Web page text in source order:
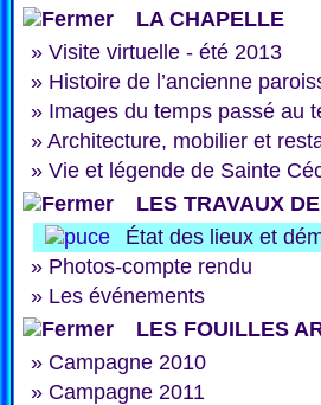
LA CHAPELLE
» Visite virtuelle - été 2013
» Histoire de l’ancienne
» Images du temps passé au
» Architecture, mobilier et
» Vie et légende de Sainte
LES TRAVAUX
État des lieux et
» Photos-compte rendu
» Les événements
LES FOUILLES
» Campagne 2010
» Campagne 2011